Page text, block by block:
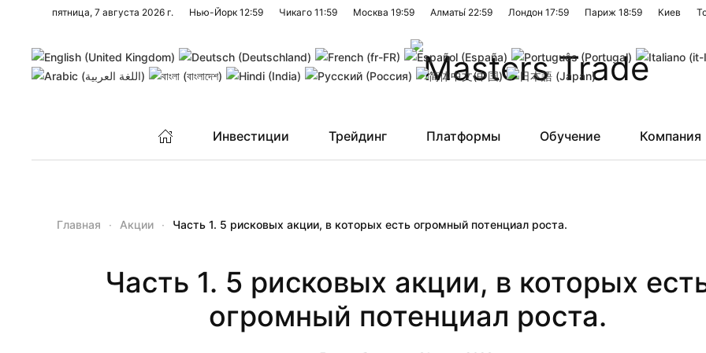
пятница, 7 августа 2026 г. Нью-Йорк 12:59 Чикаго 11:59 Москва 19:59 Алматы́ 22:59 Лондон 17:59 Париж 18:59 Киев
Инвестиции Трейдинг Платформы Обучение Компания
Главная Акции Часть 1. 5 рисковых акции, в которых есть огромный потенциал роста.
Часть 1. 5 рисковых акции, в которых
огромный потенциал роста.